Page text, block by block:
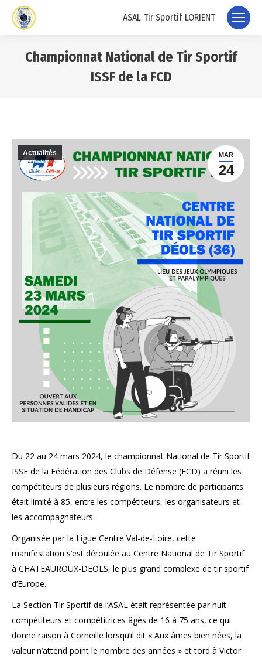
ASAL Tir Sportif LORIENT
Championnat National de Tir Sportif
ISSF de la FCD
MAR
24
Actualités
Du 22 au 24 mars 2024, le championnat National de Tir Sportif
ISSF de la Fédération des Clubs de Défense (FCD) a réuni les
compétiteurs de plusieurs régions. Le nombre de participants
était limité à 85, entre les compétiteurs, les organisateurs et
les accompagnateurs.
Organisée par la Ligue Centre Val-de-Loire, cette
manifestation s’est déroulée au Centre National de Tir Sportif
à CHATEAUROUX-DEOLS, le plus grand complexe de tir sportif
d’Europe.
La Section Tir Sportif de l’ASAL était représentée par huit
compétiteurs et compétitrices âgés de 16 à 75 ans, ce qui
donne raison à Corneille lorsqu’il dit « Aux âmes bien nées, la
valeur n’attend point le nombre des années » et tord à Victor